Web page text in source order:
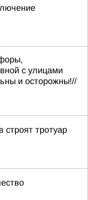
с улицами
и осторожны!//
строят тротуар